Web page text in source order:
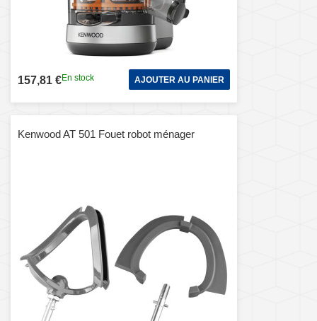
157,81 €En stock AJOUTER AU PANIER
Kenwood AT 501 Fouet robot ménager